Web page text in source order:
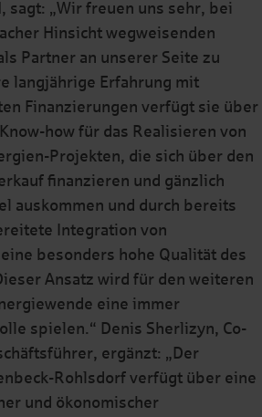
sagt: „Wir freuen uns sehr, bei
Hinsicht wegweisenden
Partner an unserer Seite zu
langjährige Erfahrung mit
Finanzierungen verfügt sie über
how für das Realisieren von
Projekten, die sich über den
finanzieren und gänzlich
auskommen und durch bereits
Integration von
besonders hohe Qualität des
Ansatz wird für den weiteren
eine immer
spielen.“ Denis Sherlizyn, Co-
ergänzt: „Der
Rohlsdorf verfügt über eine
und ökonomischer